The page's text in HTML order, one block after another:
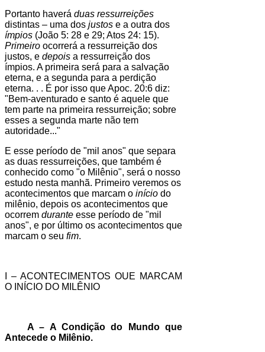
Portanto haverá duas ressurreições
distintas – uma dos justos e a outra dos
ímpios (João 5: 28 e 29; Atos 24: 15).
Primeiro ocorrerá a ressurreição dos
justos, e depois a ressurreição dos
ímpios. A primeira será para a salvação
eterna, e a segunda para a perdição
eterna. . . É por isso que Apoc. 20:6 diz:
"Bem-aventurado e santo é aquele que
tem parte na primeira ressurreição; sobre
esses a segunda marte não tem
autoridade..."
E esse período de "mil anos" que separa
as duas ressurreições, que também é
conhecido como "o Milênio", será o nosso
estudo nesta manhã. Primeiro veremos os
acontecimentos que marcam o início do
milênio, depois os acontecimentos que
ocorrem durante esse período de "mil
anos", e por último os acontecimentos que
marcam o seu fim.
I – ACONTECIMENTOS OUE MARCAM
O INÍCIO DO MILÊNIO
A – A Condição do Mundo que
Antecede o Milênio.